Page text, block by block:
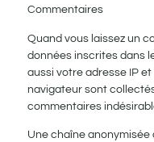
Commentaires
Quand vous laissez un
données inscrites dans
aussi votre adresse IP
navigateur sont
commentaires
Une chaîne